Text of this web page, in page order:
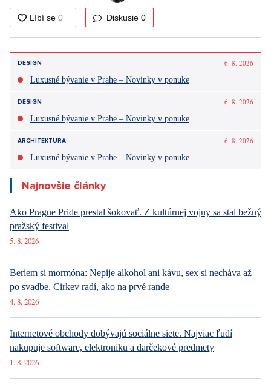
Diskusie 0
DESIGN
6. 8. 2026
Luxusné bývanie v Prahe – Novinky v ponuke
DESIGN
6. 8. 2026
Luxusné bývanie v Prahe – Novinky v ponuke
ARCHITEKTURA
6. 8. 2026
Luxusné bývanie v Prahe – Novinky v ponuke
Najnovšie články
Ako Prague Pride prestal šokovať. Z kultúrnej vojny sa stal bežný
pražský festival
5. 8. 2026
Beriem si mormóna: Nepije alkohol ani kávu, sex si necháva až
po svadbe. Cirkev radí, ako na prvé rande
4. 8. 2026
Internetové obchody dobývajú sociálne siete. Najviac ľudí
nakupuje software, elektroniku a darčekové predmety
1. 8. 2026